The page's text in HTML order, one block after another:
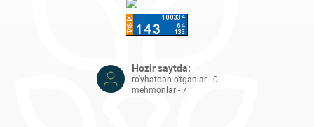
Hozir saytda:
ro'yhatdan o'tganlar - 0
mehmonlar - 7